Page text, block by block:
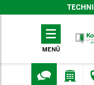
TECHNISCHES
MENÜ